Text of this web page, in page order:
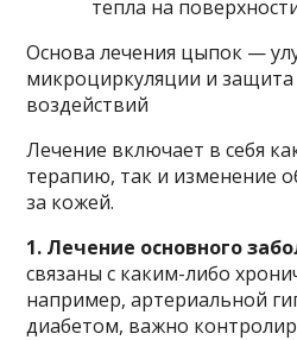
тепла на
Основа лечения цыпок —
микроциркуляции и
воздействий
Лечение включает в себя
терапию, так и изменение
за кожей.
1. Лечение основного
связаны с каким-либо
например, артериальной
диабетом, важно